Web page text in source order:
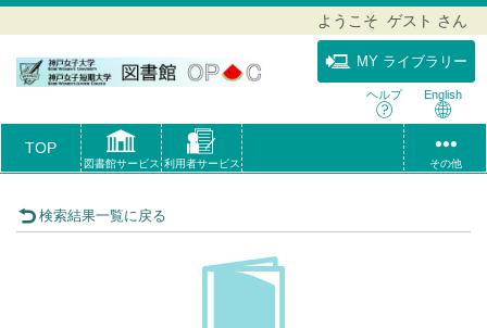
ようこそ ゲスト さん
MY ライブラリー
ヘルプ English
TOP
図書館サービス 利用者サービス その他
検索結果一覧に戻る